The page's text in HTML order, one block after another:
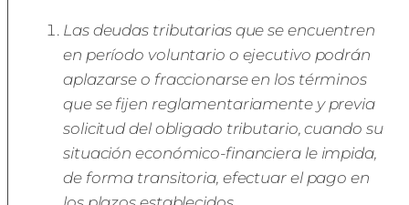
Las deudas tributarias que se encuentren
en período voluntario o ejecutivo podrán
aplazarse o fraccionarse en los términos
que se fijen reglamentariamente y previa
solicitud del obligado tributario, cuando su
situación económico-financiera le impida,
de forma transitoria, efectuar el pago en